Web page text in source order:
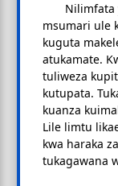
Nilimfata
msumari ule
kuguta
atukamate.
tuliweza
kutupata.
kuanza
Lile limtu
kwa haraka
tukagawana